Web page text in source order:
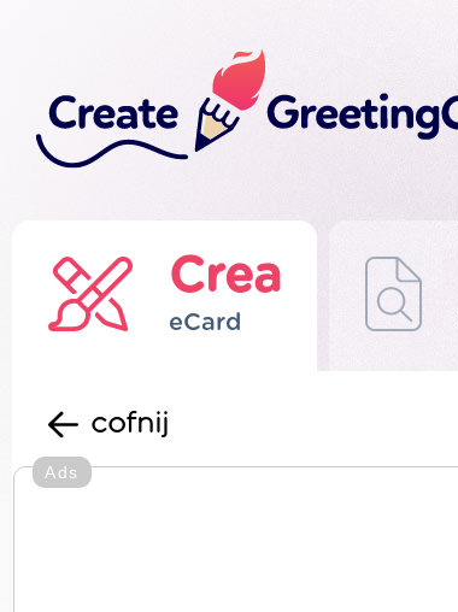
Crea
eCard
cofnij
Ads